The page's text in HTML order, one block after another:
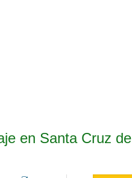
en Santa Cruz de